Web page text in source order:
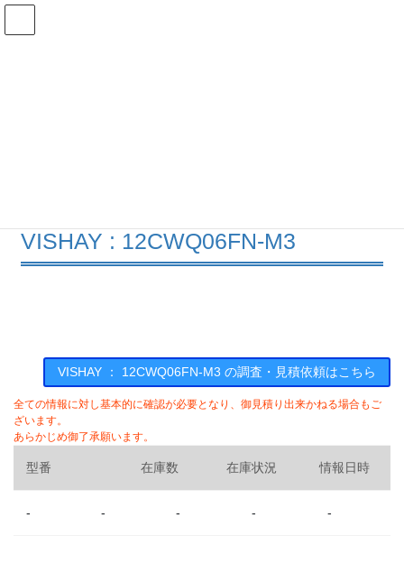
コ
ナ
VISHAY : 12CWQ06FN-M3
VISHAY ： 12CWQ06FN-M3 の調査・見積依頼はこちら
全ての情報に対し基本的に確認が必要となり、御見積り出来かねる場合もご
ざいます。
あらかじめ御了承願います。
型番 在庫数 在庫状況 情報日時
- - - - -